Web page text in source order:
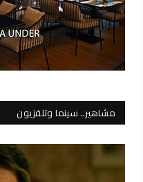
مشاهير.. سينما وتلفزيون